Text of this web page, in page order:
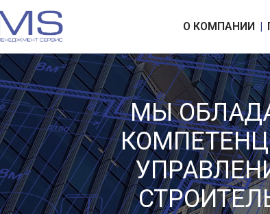
О КОМПАНИИ
МЫ